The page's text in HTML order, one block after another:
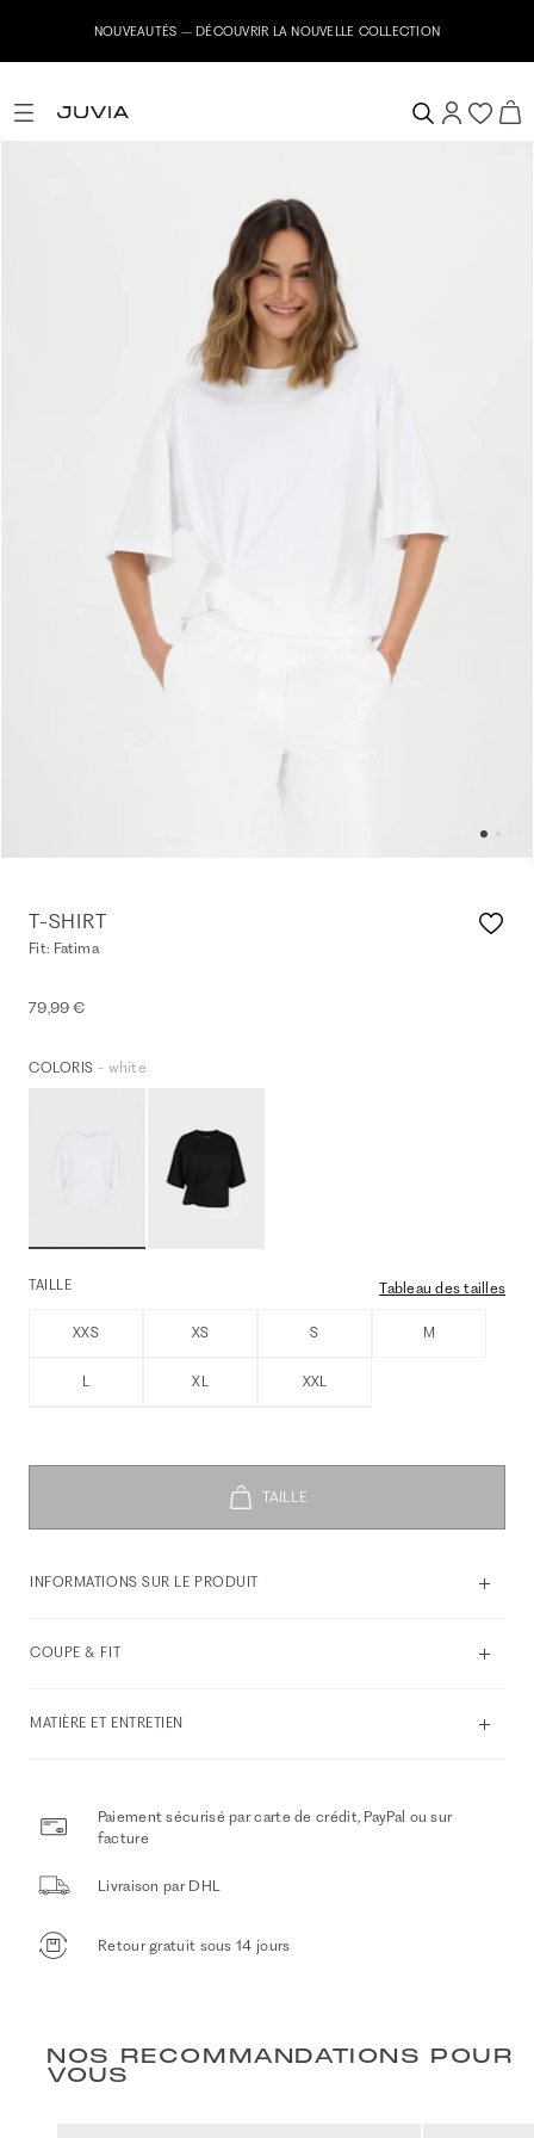
NOUVEAUTÉS – DÉCOUVRIR LA NOUVELLE COLLECTION
T-SHIRT
Fit: Fatima
79,99 €
COLORIS - white
TAILLE Tableau des tailles
XXS XS S M
L XL XXL
INFORMATIONS SUR LE PRODUIT
COUPE & FIT
MATIÈRE ET ENTRETIEN
Paiement sécurisé par carte de crédit, PayPal ou sur
facture
Livraison par DHL
Retour gratuit sous 14 jours
NOS RECOMMANDATIONS POUR
VOUS